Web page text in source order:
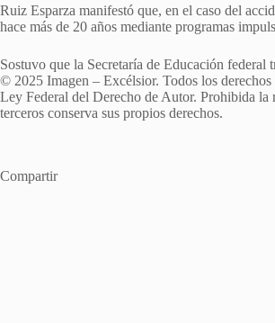
Ruiz Esparza manifestó que, en el caso del
hace más de 20 años mediante programas
Sostuvo que la Secretaría de Educación
© 2025 Imagen – Excélsior. Todos los
Ley Federal del Derecho de Autor. Prohibida
terceros conserva sus propios derechos.
Compartir